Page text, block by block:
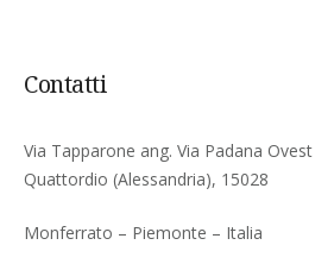
Contatti
Via Tapparone ang. Via Padana Ovest
Quattordio (Alessandria), 15028
Monferrato – Piemonte – Italia